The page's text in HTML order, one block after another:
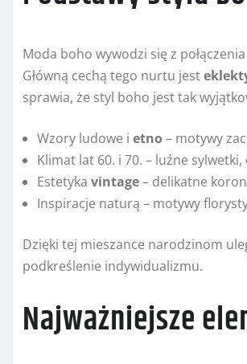
Moda boho wywodzi się z
Główną cechą tego nurtu jest
sprawia, że styl boho jest tak
Wzory ludowe i etno – motywy
Klimat lat 60. i 70. – luźne
Estetyka vintage– delikatne
Inspiracje naturą – motywy
Dzięki tej mieszance narodzinom
podkreślenie indywidualizmu.
Najważniejsze